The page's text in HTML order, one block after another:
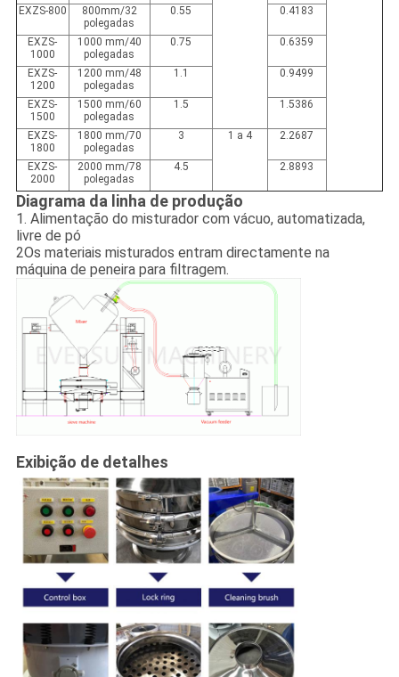
EXZS-800
800mm/32
polegadas
0.55 0.4183
EXZS-
1000
1000 mm/40
polegadas
0.75 0.6359
EXZS-
1200
1200 mm/48
polegadas
1.1 0.9499
EXZS-
1500
1500 mm/60
polegadas
1.5 1.5386
EXZS-
1800
1800 mm/70
polegadas
3 1 a 4 2.2687
EXZS-
2000
2000 mm/78
polegadas
4.5 2.8893
Diagrama da linha de produção
1. Alimentação do misturador com vácuo, automatizada,
livre de pó
2Os materiais misturados entram directamente na
máquina de peneira para filtragem.
Exibição de detalhes